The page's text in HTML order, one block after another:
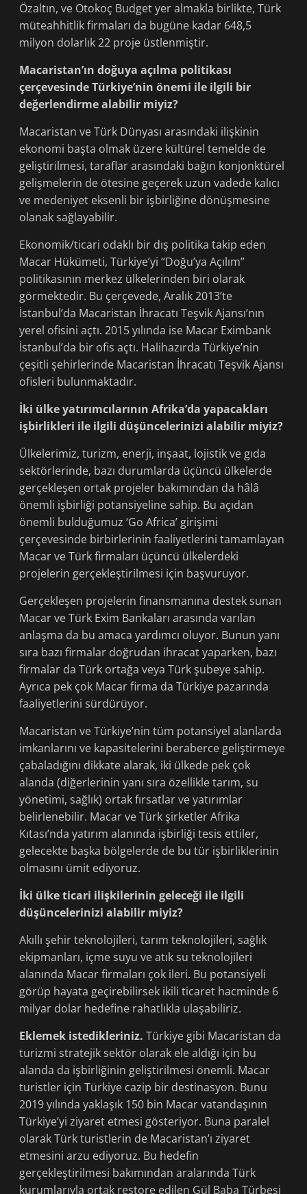
Özaltın, ve Otokoç Budget yer almakla birlikte, Türk
müteahhitlik firmaları da bugüne kadar 648,5
milyon dolarlık 22 proje üstlenmiştir.
Macaristan’ın doğuya açılma politikası
çerçevesinde Türkiye’nin önemi ile ilgili bir
değerlendirme alabilir miyiz?
Macaristan ve Türk Dünyası arasındaki ilişkinin
ekonomi başta olmak üzere kültürel temelde de
geliştirilmesi, taraflar arasındaki bağın konjonktürel
gelişmelerin de ötesine geçerek uzun vadede kalıcı
ve medeniyet eksenli bir işbirliğine dönüşmesine
olanak sağlayabilir.
Ekonomik/ticari odaklı bir dış politika takip eden
Macar Hükümeti, Türkiye’yi “Doğu’ya Açılım”
politikasının merkez ülkelerinden biri olarak
görmektedir. Bu çerçevede, Aralık 2013’te
İstanbul’da Macaristan İhracatı Teşvik Ajansı’nın
yerel ofisini açtı. 2015 yılında ise Macar Eximbank
İstanbul’da bir ofis açtı. Halihazırda Türkiye’nin
çeşitli şehirlerinde Macaristan İhracatı Teşvik Ajansı
ofisleri bulunmaktadır.
İki ülke yatırımcılarının Afrika’da yapacakları
işbirlikleri ile ilgili düşüncelerinizi alabilir miyiz?
Ülkelerimiz, turizm, enerji, inşaat, lojistik ve gıda
sektörlerinde, bazı durumlarda üçüncü ülkelerde
gerçekleşen ortak projeler bakımından da hâlâ
önemli işbirliği potansiyeline sahip. Bu açıdan
önemli bulduğumuz ‘Go Africa’ girişimi
çerçevesinde birbirlerinin faaliyetlerini tamamlayan
Macar ve Türk firmaları üçüncü ülkelerdeki
projelerin gerçekleştirilmesi için başvuruyor.
Gerçekleşen projelerin finansmanına destek sunan
Macar ve Türk Exim Bankaları arasında varılan
anlaşma da bu amaca yardımcı oluyor. Bunun yanı
sıra bazı firmalar doğrudan ihracat yaparken, bazı
firmalar da Türk ortağa veya Türk şubeye sahip.
Ayrıca pek çok Macar firma da Türkiye pazarında
faaliyetlerini sürdürüyor.
Macaristan ve Türkiye’nin tüm potansiyel alanlarda
imkanlarını ve kapasitelerini beraberce geliştirmeye
çabaladığını dikkate alarak, iki ülkede pek çok
alanda (diğerlerinin yanı sıra özellikle tarım, su
yönetimi, sağlık) ortak fırsatlar ve yatırımlar
belirlenebilir. Macar ve Türk şirketler Afrika
Kıtası’nda yatırım alanında işbirliği tesis ettiler,
gelecekte başka bölgelerde de bu tür işbirliklerinin
olmasını ümit ediyoruz.
İki ülke ticari ilişkilerinin geleceği ile ilgili
düşüncelerinizi alabilir miyiz?
Akıllı şehir teknolojileri, tarım teknolojileri, sağlık
ekipmanları, içme suyu ve atık su teknolojileri
alanında Macar firmaları çok ileri. Bu potansiyeli
görüp hayata geçirebilirsek ikili ticaret hacminde 6
milyar dolar hedefine rahatlıkla ulaşabiliriz.
Eklemek istedikleriniz. Türkiye gibi Macaristan da
turizmi stratejik sektör olarak ele aldığı için bu
alanda da işbirliğinin geliştirilmesi önemli. Macar
turistler için Türkiye cazip bir destinasyon. Bunu
2019 yılında yaklaşık 150 bin Macar vatandaşının
Türkiye’yi ziyaret etmesi gösteriyor. Buna paralel
olarak Türk turistlerin de Macaristan’ı ziyaret
etmesini arzu ediyoruz. Bu hedefin
gerçekleştirilmesi bakımından aralarında Türk
kurumlarıyla ortak restore edilen Gül Baba Türbesi